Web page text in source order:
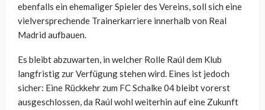
ebenfalls ein ehemaliger Spieler des Vereins, soll sich eine
vielversprechende Trainerkarriere innerhalb von Real
Madrid aufbauen.
Es bleibt abzuwarten, in welcher Rolle Raúl dem Klub
langfristig zur Verfügung stehen wird. Eines ist jedoch
sicher: Eine Rückkehr zum FC Schalke 04 bleibt vorerst
ausgeschlossen, da Raúl wohl weiterhin auf eine Zukunft